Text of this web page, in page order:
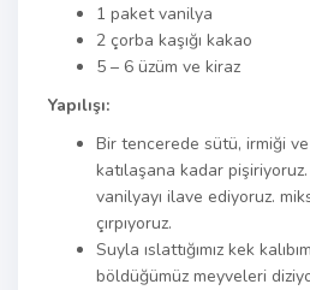
1 paket vanilya
2 çorba kaşığı kakao
5 – 6 üzüm ve kiraz
Yapılışı:
Bir tencerede sütü, irmiği ve
katılaşana kadar
vanilyayı ilave ediyoruz.
çırpıyoruz.
Suyla ıslattığımız kek
böldüğümüz meyveleri